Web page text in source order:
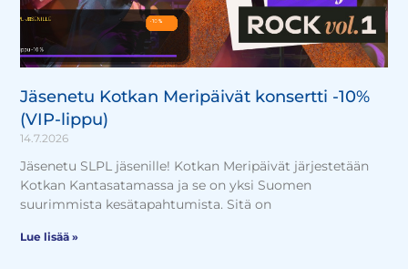
Jäsenetu Kotkan Meripäivät konsertti -10%
(VIP-lippu)
14.7.2026
Jäsenetu SLPL jäsenille! Kotkan Meripäivät järjestetään
Kotkan Kantasatamassa ja se on yksi Suomen
suurimmista kesätapahtumista. Sitä on
Lue lisää »